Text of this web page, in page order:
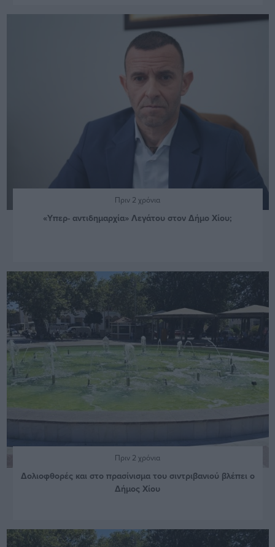
Πριν 2 χρόνια
«Υπερ- αντιδημαρχία» Λεγάτου στον Δήμο Χίου;
Πριν 2 χρόνια
Δολιοφθορές και στο πρασίνισμα του σιντριβανιού βλέπει ο
Δήμος Χίου